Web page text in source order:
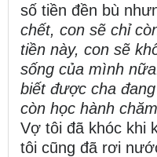
số tiền đền bù
chết, con sẽ chỉ
tiền này, con sẽ
sống của mình
biết được cha
còn học hành
Vợ tôi đã khóc khi
tôi cũng đã rơi